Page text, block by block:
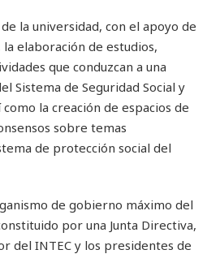
la universidad, con el apoyo de
la elaboración de estudios,
que conduzcan a una
Sistema de Seguridad Social y
la creación de espacios de
sobre temas
de protección social del
de gobierno máximo del
por una Junta Directiva,
del INTEC y los presidentes de